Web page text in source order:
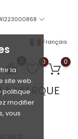
la
site web.
politique
modifier
vous
Français
0 0
MARQUE